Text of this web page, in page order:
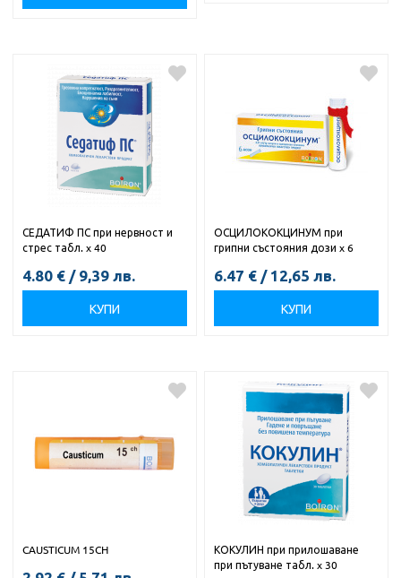
СЕДАТИФ ПС при нервност и
стрес табл. x 40
4.80 € / 9,39 лв.
КУПИ
ОСЦИЛОКОКЦИНУМ при
грипни състояния дози x 6
6.47 € / 12,65 лв.
КУПИ
CAUSTICUM 15CH
КОКУЛИН при прилошаване
при пътуване табл. x 30